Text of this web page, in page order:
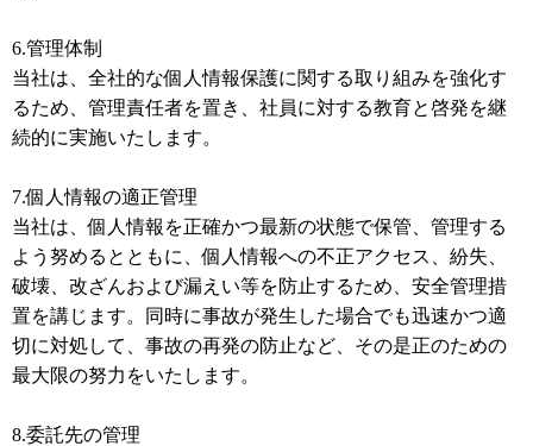
6.管理体制
当社は、全社的な個人情報保護に関する取り組みを強化す
るため、管理責任者を置き、社員に対する教育と啓発を継
続的に実施いたします。
7.個人情報の適正管理
当社は、個人情報を正確かつ最新の状態で保管、管理する
よう努めるとともに、個人情報への不正アクセス、紛失、
破壊、改ざんおよび漏えい等を防止するため、安全管理措
置を講じます。同時に事故が発生した場合でも迅速かつ適
切に対処して、事故の再発の防止など、その是正のための
最大限の努力をいたします。
8.委託先の管理